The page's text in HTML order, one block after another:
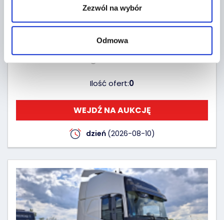
Zezwól na wybór
Odmowa
Tarczyn, Żytnia 2
37 724
37 724 PLN
Ilość ofert:0
WEJDŹ NA AUKCJĘ
dzień (2026-08-10)